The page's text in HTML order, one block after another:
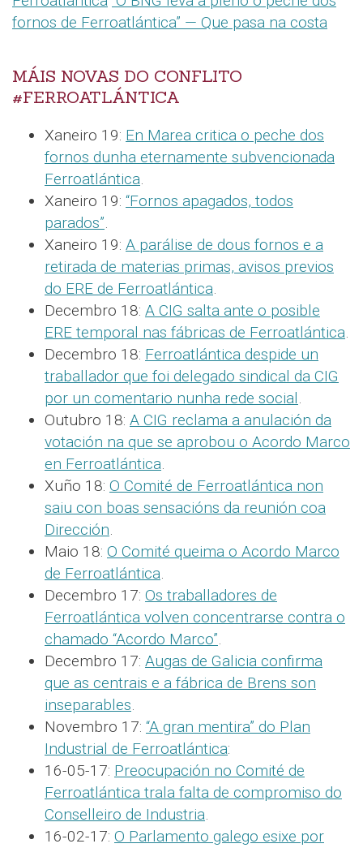
fornos de Ferroatlántica” — Que pasa na costa
MÁIS NOVAS DO CONFLITO
#FERROATLÁNTICA
Xaneiro 19: En Marea critica o peche dos
fornos dunha eternamente subvencionada
Ferroatlántica.
Xaneiro 19: “Fornos apagados, todos
parados”.
Xaneiro 19: A parálise de dous fornos e a
retirada de materias primas, avisos previos
do ERE de Ferroatlántica.
Decembro 18: A CIG salta ante o posible
ERE temporal nas fábricas de Ferroatlántica.
Decembro 18: Ferroatlántica despide un
traballador que foi delegado sindical da CIG
por un comentario nunha rede social.
Outubro 18: A CIG reclama a anulación da
votación na que se aprobou o Acordo Marco
en Ferroatlántica.
Xuño 18: O Comité de Ferroatlántica non
saiu con boas sensacións da reunión coa
Dirección.
Maio 18: O Comité queima o Acordo Marco
de Ferroatlántica.
Decembro 17: Os traballadores de
Ferroatlántica volven concentrarse contra o
chamado “Acordo Marco”.
Decembro 17: Augas de Galicia confirma
que as centrais e a fábrica de Brens son
inseparables.
Novembro 17: “A gran mentira” do Plan
Industrial de Ferroatlántica:
16-05-17: Preocupación no Comité de
Ferroatlántica trala falta de compromiso do
Conselleiro de Industria.
16-02-17: O Parlamento galego esixe por